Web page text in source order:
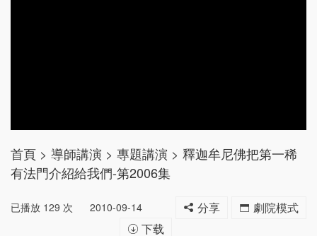
首頁 > 導師講演 > 專題講演 > 釋迦牟尼佛把第一稀
有法門介紹給我們-第2006集
已播放 129 次 2010-09-14 劇院模式
分享
下载